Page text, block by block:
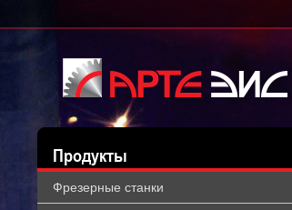
Продукты
Фрезерные станки